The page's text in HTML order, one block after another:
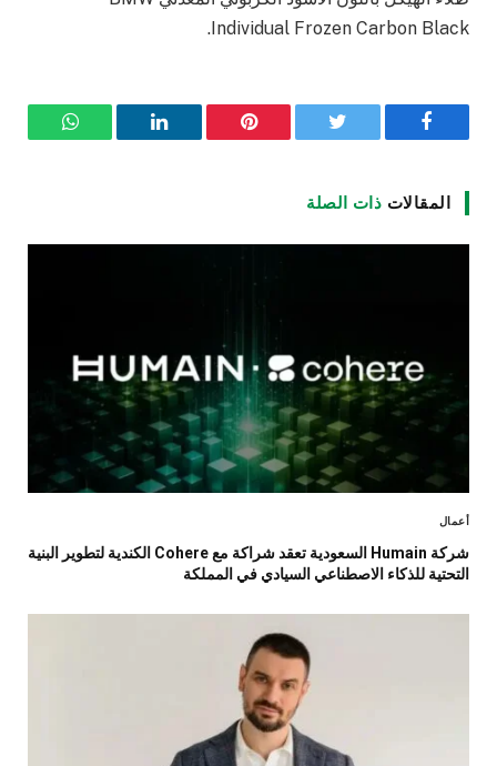
Individual Frozen Carbon Black.
فيسبوك تويتر بينتيريست لينكدإن واتساب
المقالات ذات الصلة
أعمال
شركة Humain السعودية تعقد شراكة مع Cohere الكندية لتطوير البنية
التحتية للذكاء الاصطناعي السيادي في المملكة